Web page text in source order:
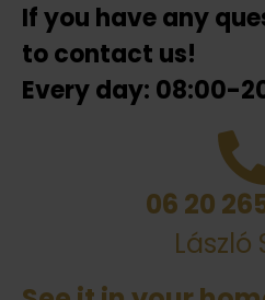
If you have any
to contact us!
Every day: 08:00-
06 20
László